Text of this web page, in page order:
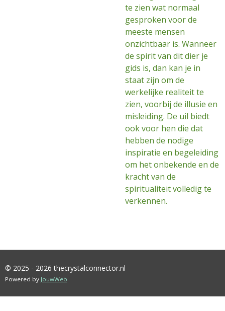
te zien wat normaal
gesproken voor de
meeste mensen
onzichtbaar is. Wanneer
de spirit van dit dier je
gids is, dan kan je in
staat zijn om de
werkelijke realiteit te
zien, voorbij de illusie en
misleiding. De uil biedt
ook voor hen die dat
hebben de nodige
inspiratie en begeleiding
om het onbekende en de
kracht van de
spiritualiteit volledig te
verkennen.
© 2025 - 2026 thecrystalconnector.nl
Powered by JouwWeb